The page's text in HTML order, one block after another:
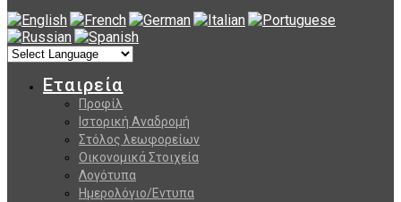
Εταιρεία
Προφίλ
Ιστορική Αναδρομή
Στόλος λεωφορείων
Οικονομικά Στοιχεία
Λογότυπα
Ημερολόγιο/Εντυπα